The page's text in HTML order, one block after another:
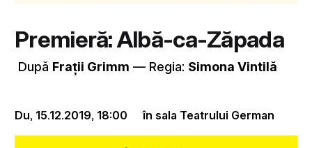
Du, 15.12.2019, 18:00 în sala Teatrului German
Premieră: Albă-ca-Zăpada
După Frații Grimm –– Regia: Simona Vintilă